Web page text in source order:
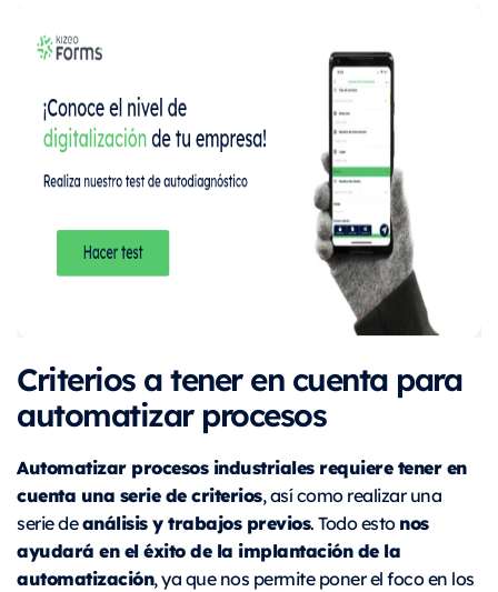
Criterios a tener en cuenta para
automatizar procesos
Automatizar procesos industriales requiere tener en
cuenta una serie de criterios, así como realizar una
serie deanálisis y trabajos previos. Todo estonos
ayudará en el éxito de la implantación de la
automatización, ya que nos permite poner el foco en los